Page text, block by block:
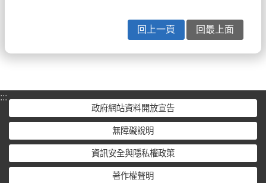
回上一頁 回最上面
:::
政府網站資料開放宣告
無障礙說明
資訊安全與隱私權政策
著作權聲明